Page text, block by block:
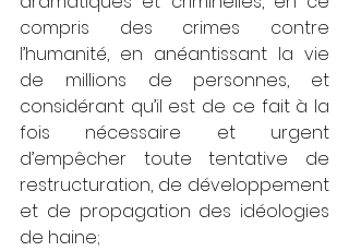
compris des crimes contre
l’humanité, en anéantissant la vie
de millions de personnes, et
considérant qu’il est de ce fait à la
fois nécessaire et urgent
d’empêcher toute tentative de
restructuration, de développement
et de propagation des idéologies
de haine;